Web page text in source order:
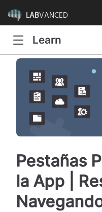
LABVANCED
Learn
Pestañas
la App |